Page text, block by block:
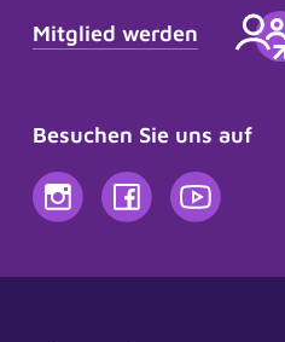
Mitglied werden
Besuchen Sie uns auf